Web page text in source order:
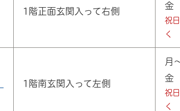
1階正面玄関入って右側
金
祝
く
1階南玄関入って左側
月
金
祝
く